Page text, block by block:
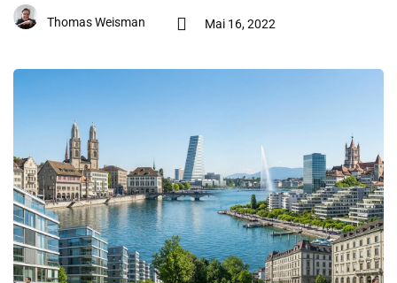
Thomas Weisman Mai 16, 2022